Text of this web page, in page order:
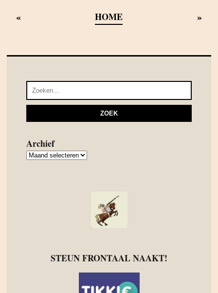
« HOME »
Archief
Archief
STEUN FRONTAAL NAAKT!